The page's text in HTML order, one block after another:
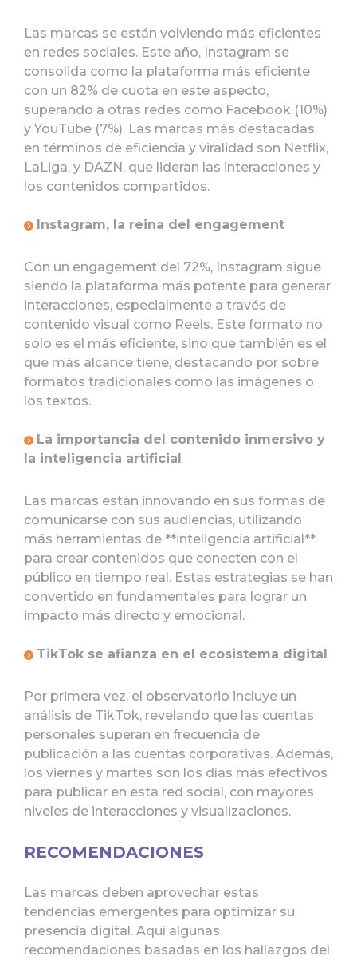
Las marcas se están volviendo más eficientes
en redes sociales. Este año, Instagram se
consolida como la plataforma más eficiente
con un 82% de cuota en este aspecto,
superando a otras redes como Facebook (10%)
y YouTube (7%). Las marcas más destacadas
en términos de eficiencia y viralidad son Netflix,
LaLiga, y DAZN, que lideran las interacciones y
los contenidos compartidos.
Instagram, la reina del engagement
Con un engagement del 72%, Instagram sigue
siendo la plataforma más potente para generar
interacciones, especialmente a través de
contenido visual como Reels. Este formato no
solo es el más eficiente, sino que también es el
que más alcance tiene, destacando por sobre
formatos tradicionales como las imágenes o
los textos.
La importancia del contenido inmersivo y
la inteligencia artificial
Las marcas están innovando en sus formas de
comunicarse con sus audiencias, utilizando
más herramientas de **inteligencia artificial**
para crear contenidos que conecten con el
público en tiempo real. Estas estrategias se han
convertido en fundamentales para lograr un
impacto más directo y emocional.
TikTok se afianza en el ecosistema digital
Por primera vez, el observatorio incluye un
análisis de TikTok, revelando que las cuentas
personales superan en frecuencia de
publicación a las cuentas corporativas. Además,
los viernes y martes son los días más efectivos
para publicar en esta red social, con mayores
niveles de interacciones y visualizaciones.
RECOMENDACIONES
Las marcas deben aprovechar estas
tendencias emergentes para optimizar su
presencia digital. Aquí algunas
recomendaciones basadas en los hallazgos del